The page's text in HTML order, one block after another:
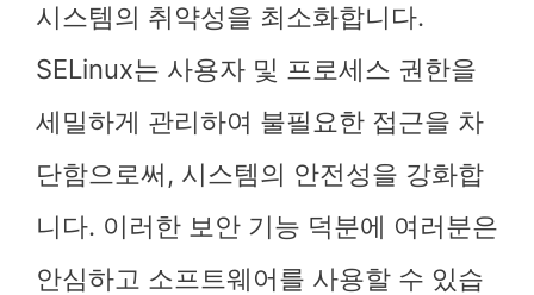
시스템의 취약성을 최소화합니다.
SELinux는 사용자 및 프로세스 권한을
세밀하게 관리하여 불필요한 접근을 차
단함으로써, 시스템의 안전성을 강화합
니다. 이러한 보안 기능 덕분에 여러분은
안심하고 소프트웨어를 사용할 수 있습